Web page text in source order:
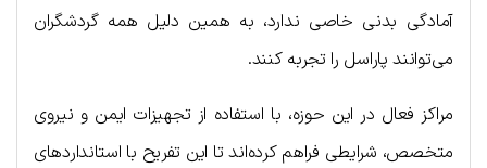
آمادگی بدنی خاصی ندارد، به همین دلیل همه گردشگران
می‌توانند پاراسل را تجربه کنند.
مراکز فعال در این حوزه، با استفاده از تجهیزات ایمن و نیروی
متخصص، شرایطی فراهم کرده‌اند تا این تفریح با استانداردهای